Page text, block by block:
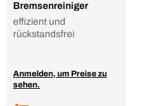
Bremsenreiniger
effizient und
rückstandsfrei
Anmelden, um Preise zu
sehen.